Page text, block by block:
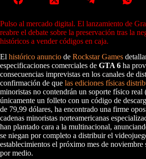
Pulso al mercado digital. El lanzamiento de
reabre el debate sobre la preservación tras la
históricos a vender códigos en caja.
El histórico anuncio de Rockstar Games
especificaciones comerciales de GTA 6 ha
consecuencias imprevistas en los canales de
confirmación de que las ediciones físicas
minoristas no contendrán un soporte físico real
únicamente un folleto con un código de
de 79,99 dólares, ha encontrado una firme
cadenas minoristas norteamericanas
han plantado cara a la multinacional,
se niegan por completo a distribuir el
establecimientos el próximo mes de
por medio.